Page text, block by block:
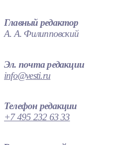
Главный редактор
А. А. Филипповский
Эл. почта редакции
info@vesti.ru
Телефон редакции
+7 495 232 63 33